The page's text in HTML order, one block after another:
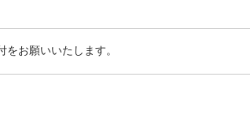
お願いいたします。